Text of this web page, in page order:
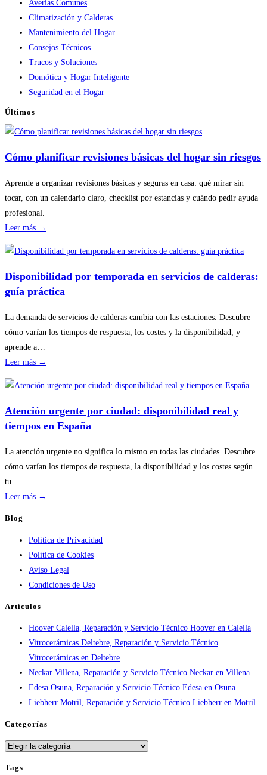
Averías Comunes
Climatización y Calderas
Mantenimiento del Hogar
Consejos Técnicos
Trucos y Soluciones
Domótica y Hogar Inteligente
Seguridad en el Hogar
Últimos
Cómo planificar revisiones básicas del hogar sin riesgos
Aprende a organizar revisiones básicas y seguras en casa: qué mirar sin
tocar, con un calendario claro, checklist por estancias y cuándo pedir ayuda
profesional.
Leer más →
planificar
revisiones
básicas
hogar
sin
Disponibilidad por temporada en servicios de calderas:
guía práctica
La demanda de servicios de calderas cambia con las estaciones. Descubre
cómo varían los tiempos de respuesta, los costes y la disponibilidad, y
aprende a…
Leer más →
por
temporada
de
calderas:
Atención urgente por ciudad: disponibilidad real y
tiempos en España
La atención urgente no significa lo mismo en todas las ciudades. Descubre
cómo varían los tiempos de respuesta, la disponibilidad y los costes según
tu…
Leer más →
por
ciudad:
disponibilidad
real
en
España
Blog
Política de Privacidad
Política de Cookies
Aviso Legal
Condiciones de Uso
Artículos
Hoover Calella, Reparación y Servicio Técnico Hoover en Calella
Vitrocerámicas Deltebre, Reparación y Servicio Técnico
Vitrocerámicas en Deltebre
Neckar Villena, Reparación y Servicio Técnico Neckar en Villena
Edesa Osuna, Reparación y Servicio Técnico Edesa en Osuna
Liebherr Motril, Reparación y Servicio Técnico Liebherr en Motril
Categorías
Categorías
Tags